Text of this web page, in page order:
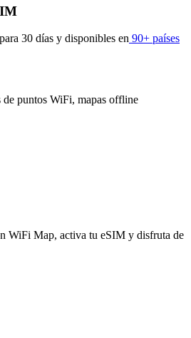
30 días y disponibles en 90+ países
de puntos WiFi, mapas offline
WiFi Map, activa tu eSIM y disfruta de